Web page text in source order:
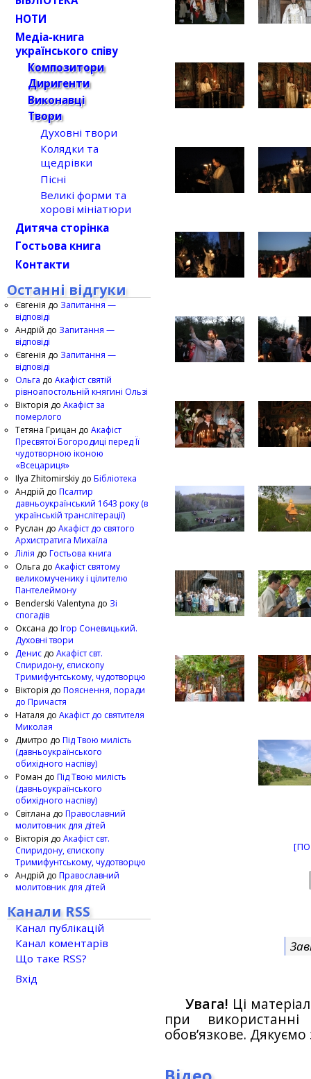
Увага! Ці
при
обов’язкове.
НОТИ
Медіа-книга
українського співу
Композитори
Диригенти
Виконавці
Твори
Духовні твори
Колядки та
щедрівки
Пісні
Великі форми та
хорові мініатюри
Дитяча сторінка
Гостьова книга
Контакти
Останні відгуки
Євгенія до Запитання —
відповіді
Андрій до Запитання —
відповіді
Євгенія до Запитання —
відповіді
Ольга до Акафіст святій
рівноапостольній княгині Ользі
Вікторія до Акафіст за
померлого
Тетяна Грицан до Акафіст
Пресвятої Богородиці перед Її
чудотворною іконою
«Всецариця»
Ilya Zhitomirskiy до Бібліотека
Андрій до Псалтир
давньоукраїнський 1643 року (в
українській транслітерації)
Руслан до Акафіст до святого
Архистратига Михаїла
Лілія до Гостьова книга
Ольга до Акафіст святому
великомученику і цілителю
Пантелеймону
Benderski Valentyna до Зі
спогадів
Оксана до Ігор Соневицький.
Духовні твори
Денис до Акафіст свт.
Спиридону, єпископу
Тримифунтському, чудотворцю
Вікторія до Пояснення, поради
до Причастя
Наталя до Акафіст до святителя
Миколая
Дмитро до Під Твою милість
(давньоукраїнського
обихідного наспіву)
Роман до Під Твою милість
(давньоукраїнського
обихідного наспіву)
Світлана до Православний
молитовник для дітей
Вікторія до Акафіст свт.
Спиридону, єпископу
Тримифунтському, чудотворцю
Андрій до Православний
молитовник для дітей
Канали RSS
Канал публікацій
Канал коментарів
Що таке RSS?
Вхід